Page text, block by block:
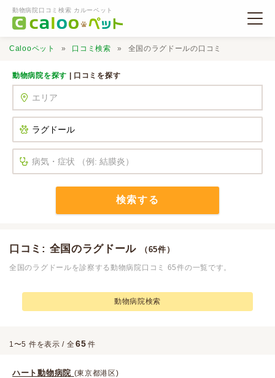
動物病院口コミ検索 カルーペット
口コミ検索
Calooペット 口コミ検索 全国のラグドールの口コミ
動物病院を探す | 口コミを探す
検索する
口コミ: 全国のラグドール （65件）
全国のラグドールを診察する動物病院口コミ 65件の一覧です。
動物病院検索
1〜5 件を表示 / 全65 件
ハート動物病院 (東京都港区)